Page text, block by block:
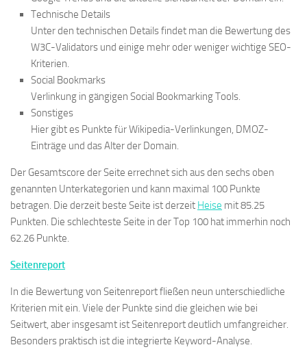
Technische Details
Unter den technischen Details findet man die Bewertung des
W3C-Validators und einige mehr oder weniger wichtige SEO-
Kriterien.
Social Bookmarks
Verlinkung in gängigen Social Bookmarking Tools.
Sonstiges
Hier gibt es Punkte für Wikipedia-Verlinkungen, DMOZ-
Einträge und das Alter der Domain.
Der Gesamtscore der Seite errechnet sich aus den sechs oben
genannten Unterkategorien und kann maximal 100 Punkte
betragen. Die derzeit beste Seite ist derzeit Heise mit 85.25
Punkten. Die schlechteste Seite in der Top 100 hat immerhin noch
62.26 Punkte.
Seitenreport
In die Bewertung von Seitenreport fließen neun unterschiedliche
Kriterien mit ein. Viele der Punkte sind die gleichen wie bei
Seitwert, aber insgesamt ist Seitenreport deutlich umfangreicher.
Besonders praktisch ist die integrierte Keyword-Analyse.